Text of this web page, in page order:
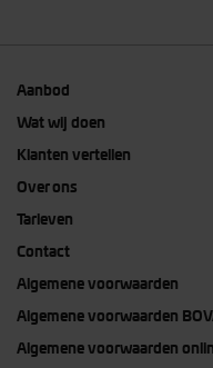
Aanbod
Wat wij doen
Klanten vertellen
Over ons
Tarieven
Contact
Algemene voorwaarden
Algemene voorwaarden
Algemene voorwaarden